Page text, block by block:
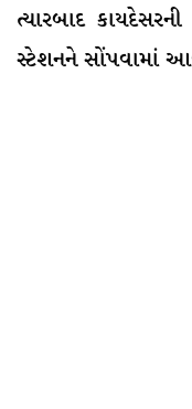
ત્યારબાદ
સ્ટેશનને સોંપવામાં